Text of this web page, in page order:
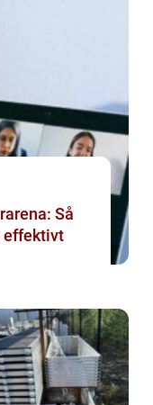
Så
effektivt